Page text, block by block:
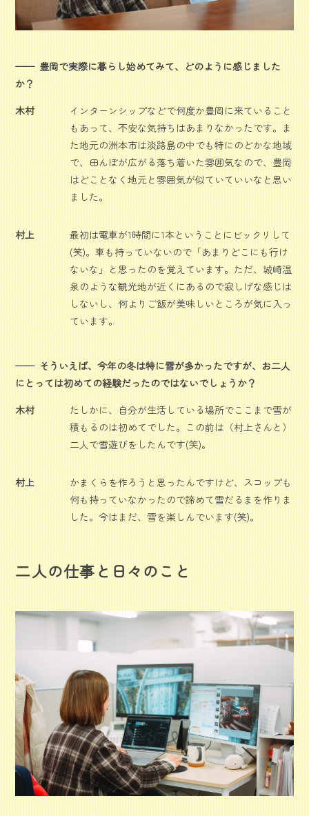
豊岡で実際に暮らし始めてみて、どのように感じました
か？
木村
インターンシップなどで何度か豊岡に来ていること
もあって、不安な気持ちはあまりなかったです。ま
た地元の洲本市は淡路島の中でも特にのどかな地域
で、田んぼが広がる落ち着いた雰囲気なので、豊岡
はどことなく地元と雰囲気が似ていていいなと思い
ました。
村上
最初は電車が1時間に1本ということにビックリして
(笑)。車も持っていないので「あまりどこにも行け
ないな」と思ったのを覚えています。ただ、城崎温
泉のような観光地が近くにあるので寂しげな感じは
しないし、何よりご飯が美味しいところが気に入っ
ています。
そういえば、今年の冬は特に雪が多かったですが、お二人
にとっては初めての経験だったのではないでしょうか？
木村
たしかに、自分が生活している場所でここまで雪が
積もるのは初めてでした。この前は（村上さんと）
二人で雪遊びをしたんです(笑)。
村上
かまくらを作ろうと思ったんですけど、スコップも
何も持っていなかったので諦めて雪だるまを作りま
した。今はまだ、雪を楽しんでいます(笑)。
二人の仕事と日々のこと